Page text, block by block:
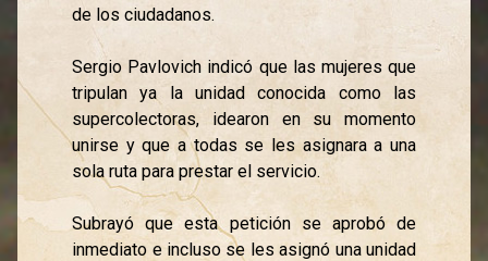
de los ciudadanos.
Sergio Pavlovich indicó que las mujeres que
tripulan ya la unidad conocida como las
supercolectoras, idearon en su momento
unirse y que a todas se les asignara a una
sola ruta para prestar el servicio.
Subrayó que esta petición se aprobó de
inmediato e incluso se les asignó una unidad